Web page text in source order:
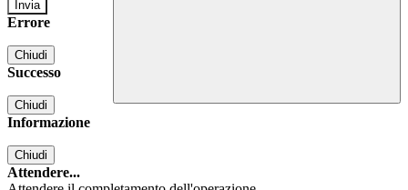
Errore
Chiudi
Successo
Chiudi
Informazione
Chiudi
Attendere...